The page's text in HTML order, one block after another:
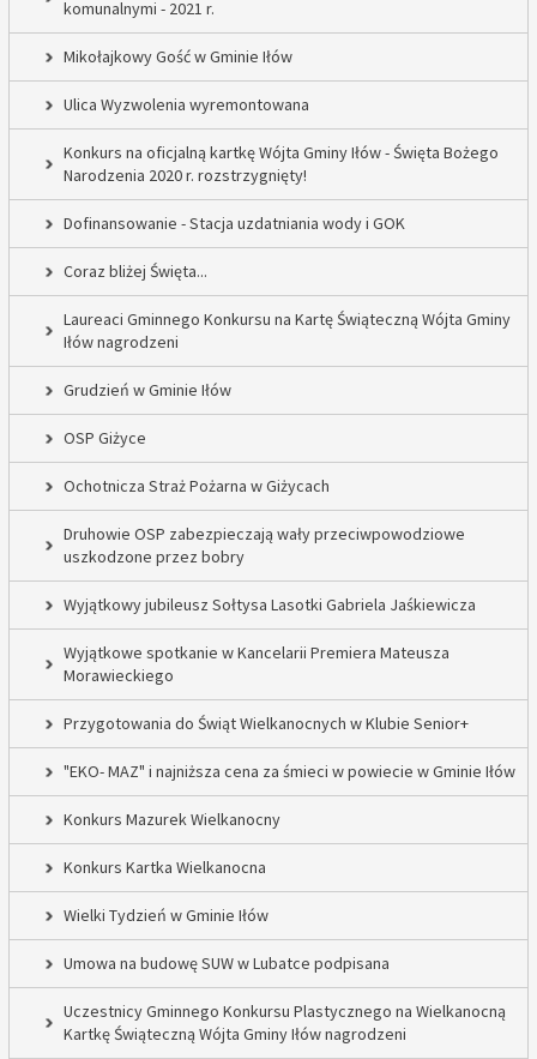
komunalnymi - 2021 r.
Mikołajkowy Gość w Gminie Iłów
Ulica Wyzwolenia wyremontowana
Konkurs na oficjalną kartkę Wójta Gminy Iłów - Święta Bożego
Narodzenia 2020 r. rozstrzygnięty!
Dofinansowanie - Stacja uzdatniania wody i GOK
Coraz bliżej Święta...
Laureaci Gminnego Konkursu na Kartę Świąteczną Wójta Gminy
Iłów nagrodzeni
Grudzień w Gminie Iłów
OSP Giżyce
Ochotnicza Straż Pożarna w Giżycach
Druhowie OSP zabezpieczają wały przeciwpowodziowe
uszkodzone przez bobry
Wyjątkowy jubileusz Sołtysa Lasotki Gabriela Jaśkiewicza
Wyjątkowe spotkanie w Kancelarii Premiera Mateusza
Morawieckiego
Przygotowania do Świąt Wielkanocnych w Klubie Senior+
"EKO- MAZ" i najniższa cena za śmieci w powiecie w Gminie Iłów
Konkurs Mazurek Wielkanocny
Konkurs Kartka Wielkanocna
Wielki Tydzień w Gminie Iłów
Umowa na budowę SUW w Lubatce podpisana
Uczestnicy Gminnego Konkursu Plastycznego na Wielkanocną
Kartkę Świąteczną Wójta Gminy Iłów nagrodzeni